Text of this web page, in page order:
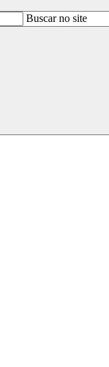
BuscarBuscar no site
Buscar